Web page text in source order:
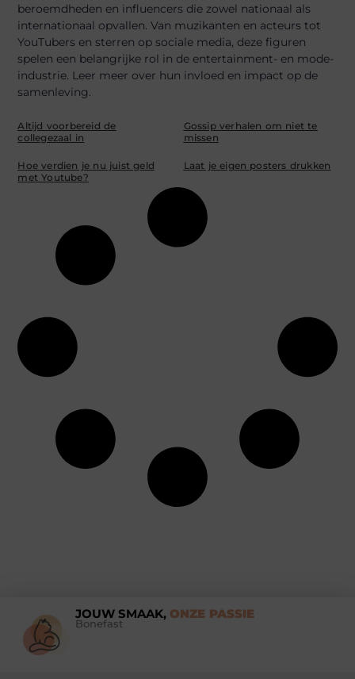
beroemdheden en influencers die zowel nationaal als
internationaal opvallen. Van muzikanten en acteurs tot
YouTubers en sterren op sociale media, deze figuren
spelen een belangrijke rol in de entertainment- en mode-
industrie. Leer meer over hun invloed en impact op de
samenleving.
Altijd voorbereid de
collegezaal in
Gossip verhalen om niet te
missen
Hoe verdien je nu juist geld
met Youtube?
Laat je eigen posters drukken
JOUW SMAAK, ONZE PASSIE
Bonefast